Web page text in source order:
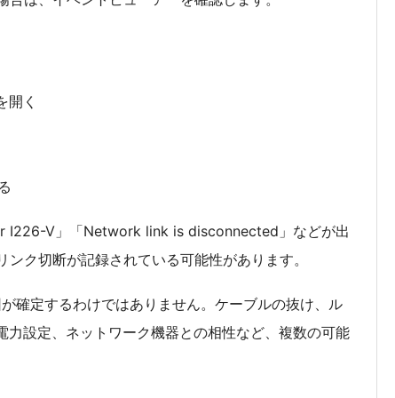
開く
I226-V」「Network link is disconnected」などが出
ク切断が記録されている可能性があります。
確定するわけではありません。ケーブルの抜け、ル
設定、ネットワーク機器との相性など、複数の可能